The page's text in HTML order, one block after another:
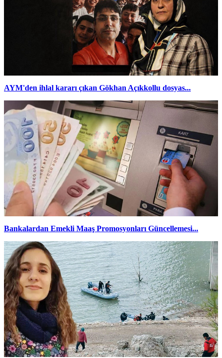
AYM'den ihlal kararı çıkan Gökhan Açıkkollu dosyas...
Bankalardan Emekli Maaş Promosyonları Güncellemesi...